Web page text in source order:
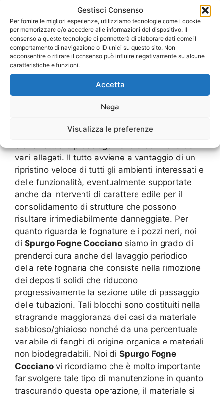
Gestisci Consenso
Per fornire le migliori esperienze, utilizziamo tecnologie come i cookie
per memorizzare e/o accedere alle informazioni del dispositivo. Il
consenso a queste tecnologie ci permetterà di elaborare dati come il
comportamento di navigazione o ID unici su questo sito. Non
acconsentire o ritirare il consenso può influire negativamente su alcune
caratteristiche e funzioni.
Accetta
Nega
Visualizza le preferenze
abitativi come cantine, sottoscala e garage, ma
anche di luoghi utilizzati a scopo lavorativo
come magazzini aziendali, uffici interrati e chi
più ne ha più ne metta, rappresentano uno degli
interventi percui veniamo contattati più di
frequente. Grazie al personale altamente
Spurgo Fogne Cocciano
soprattutto nella gestione delle situazioni di
emergenza, e all’uso delle tecnologie più
sempre in grado di fornire l’assistenza richiesta
vani allagati. Il tutto avviene a vantaggio di un
ripristino veloce di tutti gli ambienti interessati e
delle funzionalità, eventualmente supportate
anche da interventi di carattere edile per il
consolidamento di strutture che possono
risultare irrimediabilmente danneggiate. Per
quanto riguarda le fognature e i pozzi neri, noi
di Spurgo Fogne Cocciano siamo in grado di
prenderci cura anche del lavaggio periodico
della rete fognaria che consiste nella rimozione
dei depositi solidi che riducono
progressivamente la sezione utile di passaggio
delle tubazioni. Tali blocchi sono costituiti nella
stragrande maggioranza dei casi da materiale
sabbioso/ghiaioso nonché da una percentuale
variabile di fanghi di origine organica e materiali
non biodegradabili. Noi di Spurgo Fogne
Cocciano vi ricordiamo che è molto importante
far svolgere tale tipo di manutenzione in quanto
trascurando questa operazione, il materiale si